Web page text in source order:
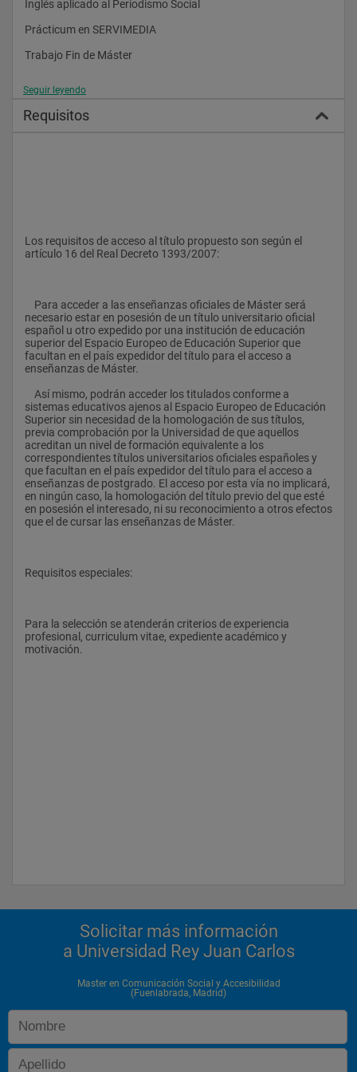
considerados innovadores que le permitan investigar y
profundizar en la comunicación social.
Inglés aplicado al Periodismo Social
Prácticum en SERVIMEDIA
Trabajo Fin de Máster
Seguir leyendo
Requisitos
Los requisitos de acceso al título propuesto son según el
artículo 16 del Real Decreto 1393/2007:
necesario estar en posesión de un título universitario oficial
español u otro expedido por una institución de educación
superior del Espacio Europeo de Educación Superior que
facultan en el país expedidor del título para el acceso a
enseñanzas de Máster.
sistemas educativos ajenos al Espacio Europeo de Educación
Superior sin necesidad de la homologación de sus títulos,
previa comprobación por la Universidad de que aquellos
acreditan un nivel de formación equivalente a los
correspondientes títulos universitarios oficiales españoles y
que facultan en el país expedidor del título para el acceso a
enseñanzas de postgrado. El acceso por esta vía no implicará,
en ningún caso, la homologación del título previo del que esté
en posesión el interesado, ni su reconocimiento a otros efectos
que el de cursar las enseñanzas de Máster.
Requisitos especiales:
Para la selección se atenderán criterios de experiencia
profesional, curriculum vitae, expediente académico y
motivación.
Solicitar más información
a Universidad Rey Juan Carlos
Master en Comunicación Social y Accesibilidad
(Fuenlabrada, Madrid)